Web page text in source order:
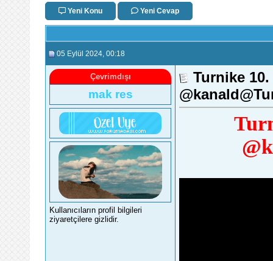
Yeni Konu Yeni Cevap
05 Eylül 2024 , 00:18
Çevrimdışı
mak res
Kullanıcıların profil bilgileri
ziyaretçilere gizlidir.
Turnike